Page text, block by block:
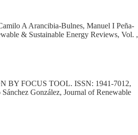
A Arancibia-Bulnes, Manuel I Peña-
& Sustainable Energy Reviews, Vol. ,
FOCUS TOOL. ISSN: 1941-7012,
González, Journal of Renewable